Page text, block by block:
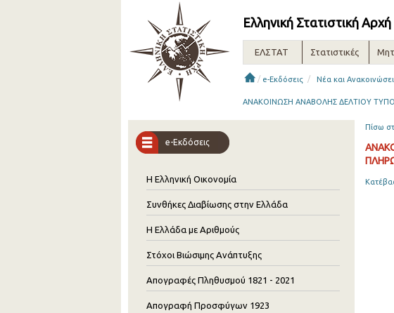
Ελληνική Στατιστική Αρχή
ΕΛΣΤΑΤ Στατιστικές
/ e-Εκδόσεις / Νέα και
ΑΝΑΚΟΙΝΩΣΗ ΑΝΑΒΟΛΗΣ ΔΕΛΤΙΟΥ
e-Εκδόσεις
Η Ελληνική Οικονομία
Συνθήκες Διαβίωσης στην Ελλάδα
Η Ελλάδα με Αριθμούς
Στόχοι Βιώσιμης Ανάπτυξης
Απογραφές Πληθυσμού 1821 - 2021
Απογραφή Προσφύγων 1923
Πίσω